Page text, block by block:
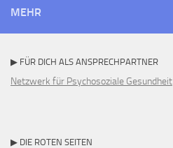
MEHR
▶ FÜR DICH ALS ANSPRECHPARTNER
Netzwerk für Psychosoziale Gesundheit
▶ DIE ROTEN SEITEN